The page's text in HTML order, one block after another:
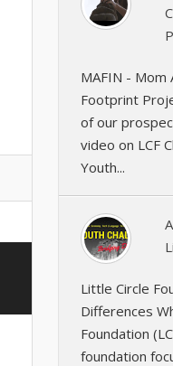
MAFIN - Mom
Footprint
of our
video on LCF
Youth...
Little Circle
Differences
Foundation
foundation